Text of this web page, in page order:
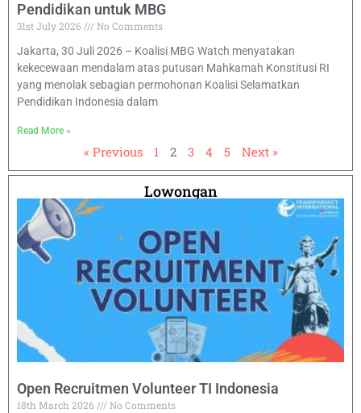
Pendidikan untuk MBG
31st July 2026
No Comments
Jakarta, 30 Juli 2026 – Koalisi MBG Watch menyatakan
kekecewaan mendalam atas putusan Mahkamah Konstitusi RI
yang menolak sebagian permohonan Koalisi Selamatkan
Pendidikan Indonesia dalam
Read More »
« Previous 1 2 3 4 5 Next »
Lowongan
Open Recruitmen Volunteer TI Indonesia
18th March 2026
No Comments